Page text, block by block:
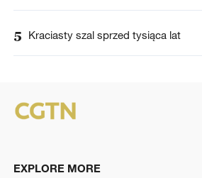
5 Kraciasty szal sprzed tysiąca lat
EXPLORE MORE